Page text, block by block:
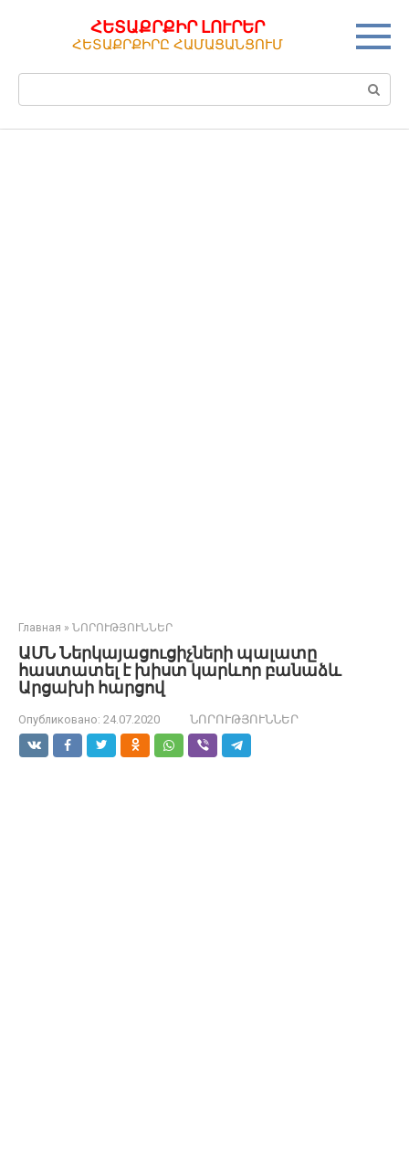
ՀԵՏԱՔՐՔԻՐ ԼՈՒՐԵՐ
ՀԵՏԱՔՐՔԻՐԸ ՀԱՄԱՑԱՆՑՈՒՄ
Поиск:
Главная » ՆՈՐՈՒԹՅՈՒՆՆԵՐ
ԱՄՆ Ներկայացուցիչների պալատը
հաստատել է խիստ կարևոր բանաձև
Արցախի հարցով
Опубликовано: 24.07.2020 ՆՈՐՈՒԹՅՈՒՆՆԵՐ